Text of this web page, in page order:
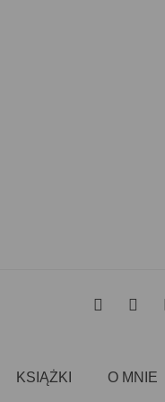
KSIĄŻKI O MNIE